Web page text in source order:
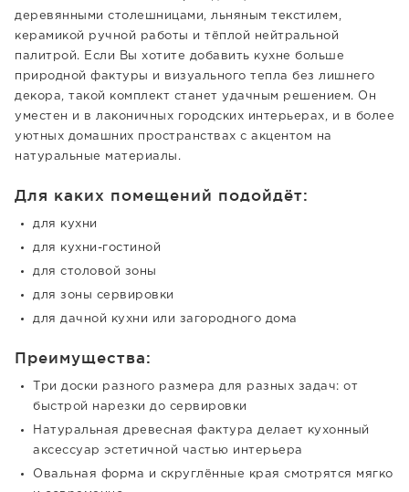
деревянными столешницами, льняным текстилем,
керамикой ручной работы и тёплой нейтральной
палитрой. Если Вы хотите добавить кухне больше
природной фактуры и визуального тепла без лишнего
декора, такой комплект станет удачным решением. Он
уместен и в лаконичных городских интерьерах, и в более
уютных домашних пространствах с акцентом на
натуральные материалы.
Для каких помещений подойдёт:
для кухни
для кухни-гостиной
для столовой зоны
для зоны сервировки
для дачной кухни или загородного дома
Преимущества:
Три доски разного размера для разных задач: от
быстрой нарезки до сервировки
Натуральная древесная фактура делает кухонный
аксессуар эстетичной частью интерьера
Овальная форма и скруглённые края смотрятся мягко